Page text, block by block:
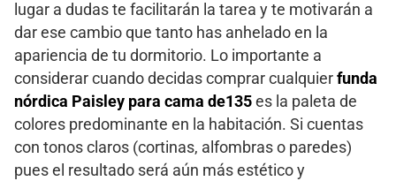
lugar a dudas te facilitarán la tarea y te motivarán a
dar ese cambio que tanto has anhelado en la
apariencia de tu dormitorio. Lo importante a
considerar cuando decidas comprar cualquier funda
nórdica Paisley para cama de135 es la paleta de
colores predominante en la habitación. Si cuentas
con tonos claros (cortinas, alfombras o paredes)
pues el resultado será aún más estético y